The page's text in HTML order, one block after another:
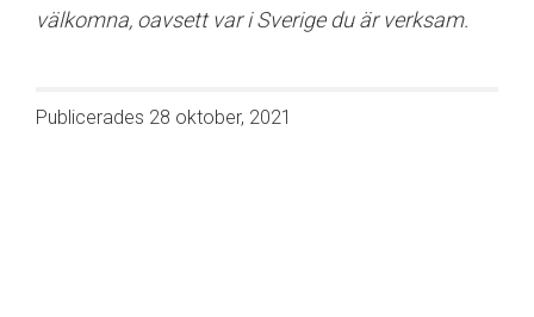
välkomna, oavsett var i Sverige du är verksam.
Publicerades 28 oktober, 2021